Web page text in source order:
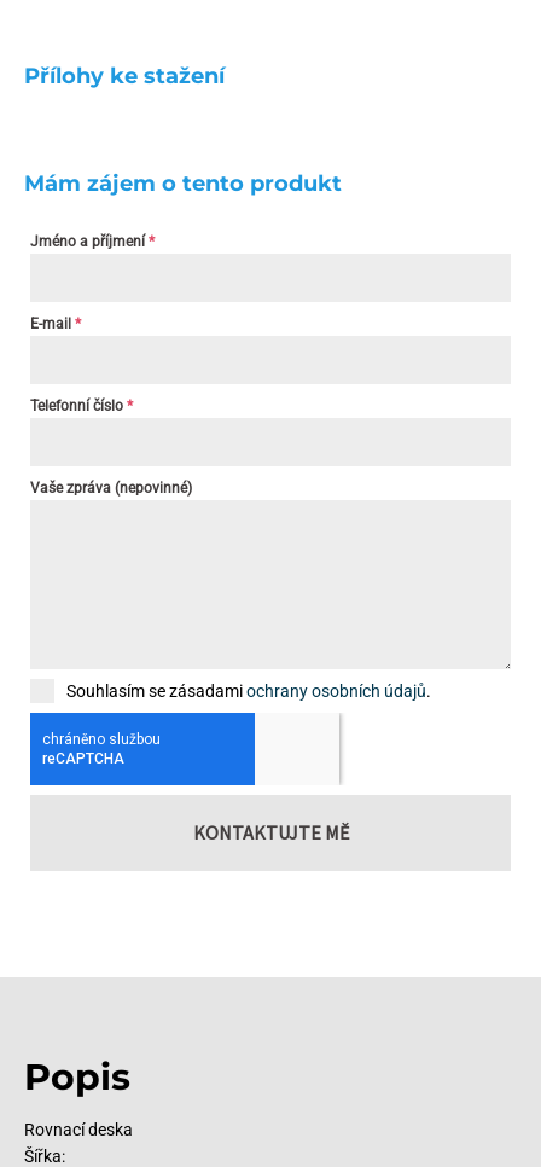
Přílohy ke stažení
Mám zájem o tento produkt
Jméno a příjmení *
E-mail *
Telefonní číslo *
Vaše zpráva (nepovinné)
Souhlasím se zásadamiochrany osobních údajů.
KONTAKTUJTE MĚ
Popis
Rovnací deska
Šířka: